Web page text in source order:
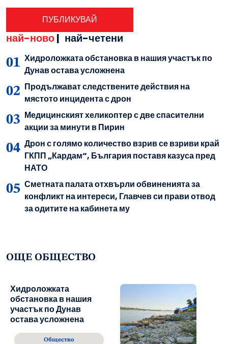
най-ново| най-четени
Хидроложката обстановка в нашия участък по
Дунав остава усложнена
Продължават следствените действия на
мястото инцидента с дрон
Медицинският хеликоптер с две спасителни
акции за минути в Пирин
Дрон с голямо количество взрив се взриви край
ГКПП „Кардам“, България поставя казуса пред
НАТО
Сметната палата отхвърли обвиненията за
конфликт на интереси, Главчев си прави отвод
за одитите на кабинета му
ОЩЕ ОБЩЕСТВО
Хидроложката
обстановка в нашия
участък по Дунав
остава усложнена
Общество